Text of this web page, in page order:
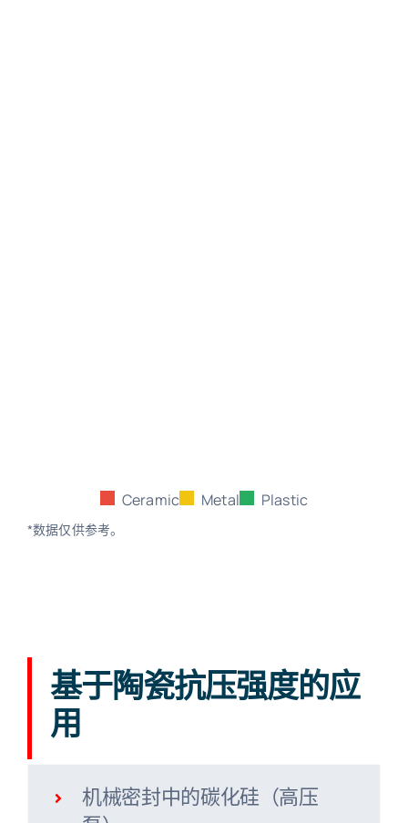
Ceramic Metal Plastic
*数据仅供参考。
基于陶瓷抗压强度的应
用
机械密封中的碳化硅（高压